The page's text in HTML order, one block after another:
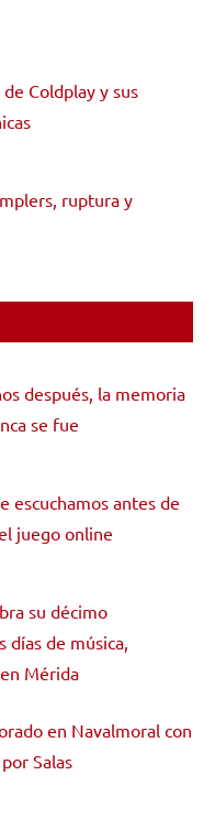
Coldplay y sus
ruptura y
después, la memoria
se fue
escuchamos antes de
juego online
su décimo
días de música,
Mérida
en Navalmoral con
Salas